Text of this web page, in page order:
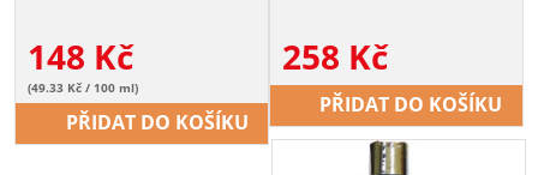
148 Kč
(49.33 Kč / 100 ml)
PŘIDAT DO KOŠÍKU
258 Kč
PŘIDAT DO KOŠÍKU